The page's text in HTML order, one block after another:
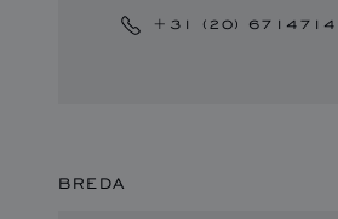
+31 (20) 6714714
BREDA